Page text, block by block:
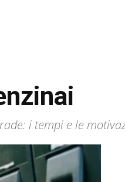
i tempi e le